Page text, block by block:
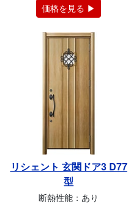
価格を見る ▶
リシェント 玄関ドア3 D77
型
断熱性能：あり